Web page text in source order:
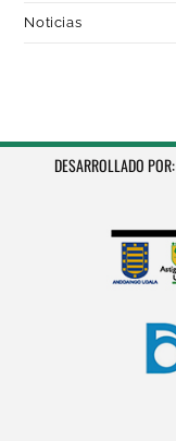
Noticias
DESARROLLADO POR: